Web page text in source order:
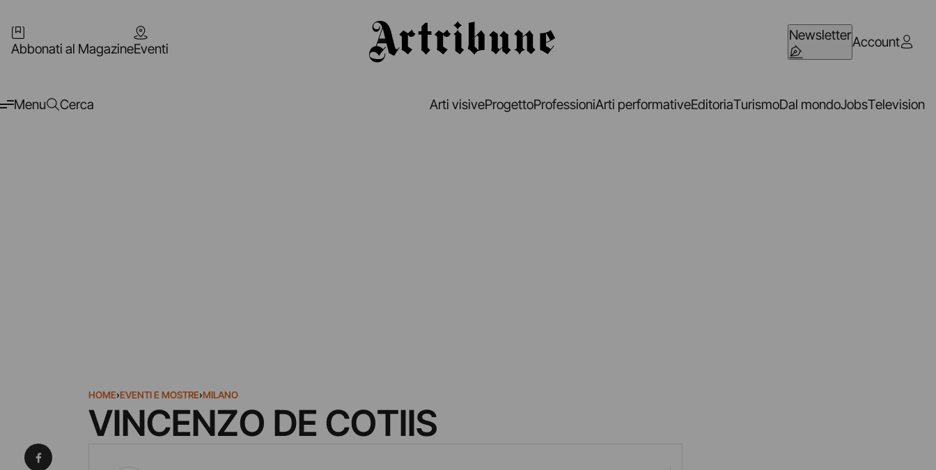
Abbonati al MagazineEventi
NewsletterAccount
Menu Cerca Arti visiveProgettoProfessioniArti performativeEditoriaTurismoDal mondoJobsTelevision
HOME›EVENTI E MOSTRE›MILANO
VINCENZO DE COTIIS
Condividi su Facebook